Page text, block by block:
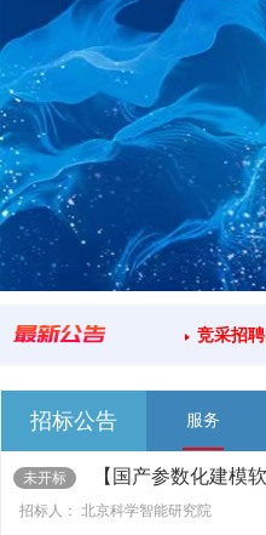
竞采招
招标公告 服务
未开标 【国产参数化建模
招标人： 北京科学智能研究院